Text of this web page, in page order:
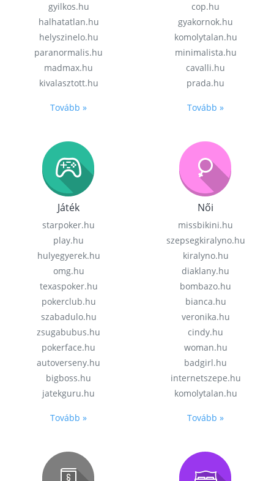
gyilkos.hu
halhatatlan.hu
helyszinelo.hu
paranormalis.hu
madmax.hu
kivalasztott.hu
Tovább »
cop.hu
gyakornok.hu
komolytalan.hu
minimalista.hu
cavalli.hu
prada.hu
Tovább »
Játék
starpoker.hu
play.hu
hulyegyerek.hu
omg.hu
texaspoker.hu
pokerclub.hu
szabadulo.hu
zsugabubus.hu
pokerface.hu
autoverseny.hu
bigboss.hu
jatekguru.hu
Tovább »
Női
missbikini.hu
szepsegkiralyno.hu
kiralyno.hu
diaklany.hu
bombazo.hu
bianca.hu
veronika.hu
cindy.hu
woman.hu
badgirl.hu
internetszepe.hu
komolytalan.hu
Tovább »